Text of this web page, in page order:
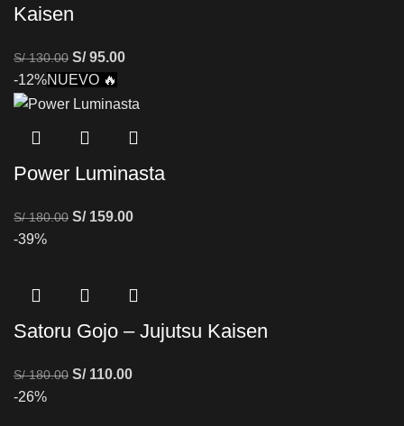
Kaisen
S/130.00 S/95.00
-12%NUEVO 🔥
Power Luminasta
S/180.00 S/159.00
-39%
Satoru Gojo – Jujutsu Kaisen
S/180.00 S/110.00
-26%